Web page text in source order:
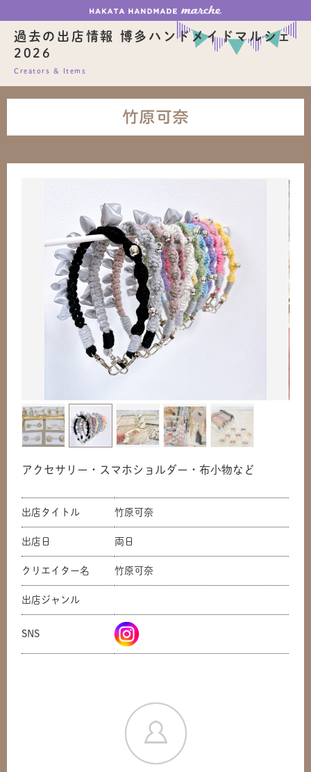
過去の出店情報 博多ハンドメイドマルシェ
2026
Creators & Items
竹原可奈
アクセサリー・スマホショルダー・布小物など
出店タイトル 竹原可奈
出店日 両日
クリエイター名 竹原可奈
出店ジャンル
SNS